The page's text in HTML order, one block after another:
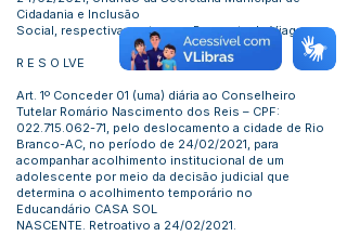
Cidadania e Inclusão
Social, respectivamente com Proposta de Viagem.
R E S O LVE
Art. 1º Conceder 01 (uma) diária ao Conselheiro
Tutelar Romário Nascimento dos Reis – CPF:
022.715.062-71, pelo deslocamento a cidade de Rio
Branco-AC, no período de 24/02/2021, para
acompanhar acolhimento institucional de um
adolescente por meio da decisão judicial que
determina o acolhimento temporário no
Educandário CASA SOL
NASCENTE. Retroativo a 24/02/2021.